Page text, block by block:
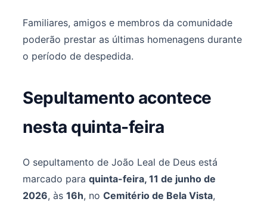
Familiares, amigos e membros da comunidade
poderão prestar as últimas homenagens durante
o período de despedida.
Sepultamento acontece
nesta quinta-feira
O sepultamento de João Leal de Deus está
marcado para quinta-feira, 11 de junho de
2026, às 16h, no Cemitério de Bela Vista,